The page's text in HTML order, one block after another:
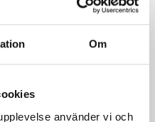
Om
använder vi och